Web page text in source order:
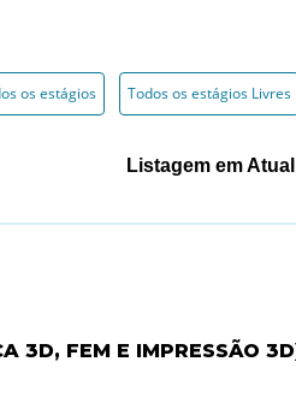
os estágios Todos os estágios Livres
Listagem em
3D, FEM E IMPRESSÃO